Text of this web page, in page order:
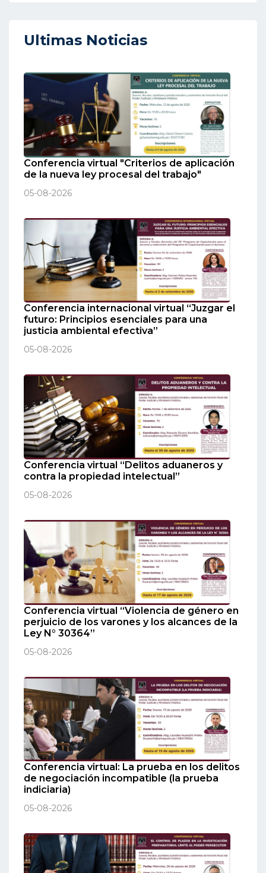
Ultimas Noticias
Conferencia virtual "Criterios de aplicación
de la nueva ley procesal del trabajo"
05-08-2026
Conferencia internacional virtual “Juzgar el
futuro: Principios esenciales para una
justicia ambiental efectiva”
05-08-2026
Conferencia virtual “Delitos aduaneros y
contra la propiedad intelectual”
05-08-2026
Conferencia virtual “Violencia de género en
perjuicio de los varones y los alcances de la
Ley N° 30364”
05-08-2026
Conferencia virtual: La prueba en los delitos
de negociación incompatible (la prueba
indiciaria)
05-08-2026